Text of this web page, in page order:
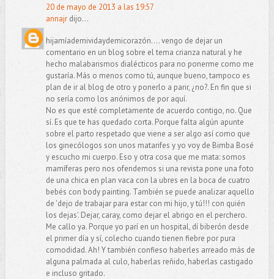
20 de mayo de 2013 a las 19:57
annajrdijo...
hijamíademividaydemicorazón.... vengo de dejar un
comentario en un blog sobre el tema crianza natural y he
hecho malabarismos dialécticos para no ponerme como me
gustaría. Más o menos como tú, aunque bueno, tampoco es
plan de ir al blog de otro y ponerlo a parir, ¿no?. En fin que si
no sería como los anónimos de por aquí.
No es que esté completamente de acuerdo contigo, no. Que
sí. Es que te has quedado corta. Porque falta algún apunte
sobre el parto respetado que viene a ser algo así como que
los ginecólogos son unos matarifes y yo voy de Bimba Bosé
y escucho mi cuerpo. Eso y otra cosa que me mata: somos
mamíferas pero nos ofendemos si una revista pone una foto
de una chica en plan vaca con la ubres en la boca de cuatro
bebés con body painting. También se puede analizar aquello
de 'dejo de trabajar para estar con mi hijo, y tú!!! con quién
los dejas'. Dejar, caray, como dejar el abrigo en el perchero.
Me callo ya. Porque yo parí en un hospital, dí biberón desde
el primer día y sí, colecho cuando tienen fiebre por pura
comodidad. Ah! Y también confieso haberles arreado más de
alguna palmada al culo, haberlas reñido, haberlas castigado
e incluso gritado.